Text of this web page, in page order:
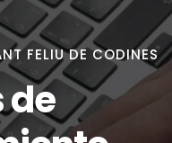
FELIU DE CODINES
de